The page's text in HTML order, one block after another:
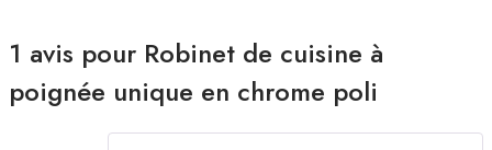
1 avis pour Robinet de cuisine à
poignée unique en chrome poli